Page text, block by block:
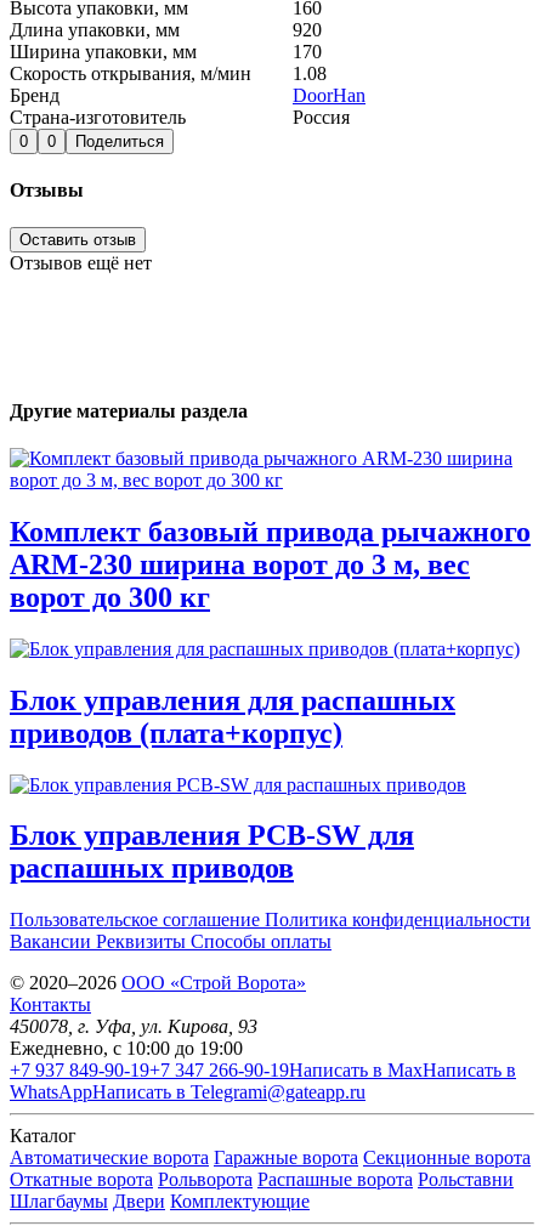
Высота упаковки, мм
160
Длина упаковки, мм
920
Ширина упаковки, мм
170
Скорость открывания, м/мин
1.08
Бренд
DoorHan
Страна-изготовитель
Россия
0 0 Поделиться
Отзывы
Оставить отзыв
Отзывов ещё нет
Другие материалы раздела
Комплект базовый привода рычажного
ARM-230 ширина ворот до 3 м, вес
ворот до 300 кг
Блок управления для распашных
приводов (плата+корпус)
Блок управления PCB-SW для
распашных приводов
Пользовательское соглашение Политика конфиденциальности
Вакансии Реквизиты Способы оплаты
© 2020–2026 OOO «Строй Ворота»
Контакты
450078 , г. Уфа ул. Кирова, 93
Ежедневно, с 10:00 до 19:00
+7 937 849-90-19+7 347 266-90-19Написать в MaxНаписать в
WhatsAppНаписать в Telegrami@gateapp.ru
Каталог
Автоматические ворота Гаражные ворота Секционные ворота
Откатные ворота Рольворота Распашные ворота Рольставни
Шлагбаумы Двери Комплектующие